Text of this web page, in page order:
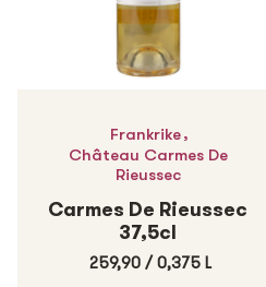
Frankrike,
Château Carmes De
Rieussec
Carmes De Rieussec
37,5cl
259,90 / 0,375 L